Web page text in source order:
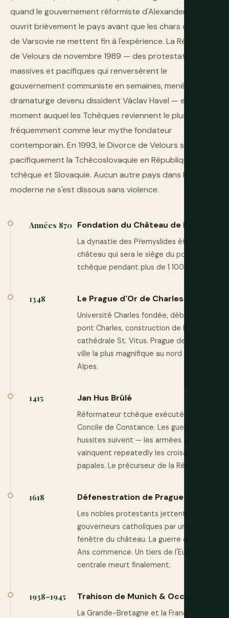
quand le gouvernement réformiste d'Alexander Dubček
ouvrit brièvement le pays avant que les chars du Pacte
de Varsovie ne mettent fin à l'expérience. La Révolution
de Velours de novembre 1989 — des protestations
massives et pacifiques qui renversèrent le
gouvernement communiste en semaines, menées par le
dramaturge devenu dissident Václav Havel — est le
moment auquel les Tchèques reviennent le plus
fréquemment comme leur mythe fondateur
contemporain. En 1993, le Divorce de Velours sépara
pacifiquement la Tchécoslovaquie en République
tchèque et Slovaquie. Aucun autre pays dans l'histoire
moderne ne s'est dissous sans violence.
Années 870 Fondation du Château de Prague
La dynastie des Přemyslides établit le
château qui sera le siège du pouvoir
tchèque pendant plus de 1 100 ans.
1348 Le Prague d'Or de Charles IV
Université Charles fondée, début du
pont Charles, construction de la
cathédrale St. Vitus. Prague devient la
ville la plus magnifique au nord des
Alpes.
1415 Jan Hus Brûlé
Réformateur tchèque exécuté au
Concile de Constance. Les guerres
hussites suivent — les armées tchèques
vainquent repeatedly les croisades
papales. Le précurseur de la Réforme.
1618 Défenestration de Prague
Les nobles protestants jettent les
gouverneurs catholiques par une
fenêtre du château. La guerre de Trente
Ans commence. Un tiers de l'Europe
centrale meurt finalement.
1938–1945 Trahison de Munich & Occupation
La Grande-Bretagne et la France